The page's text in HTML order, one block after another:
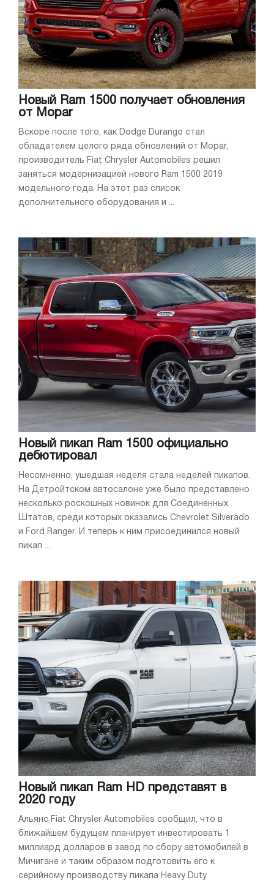
Новый Ram 1500 получает обновления
от Mopar
Вскоре после того, как Dodge Durango стал
обладателем целого ряда обновлений от Mopar,
производитель Fiat Chrysler Automobiles решил
заняться модернизацией нового Ram 1500 2019
модельного года. На этот раз список
дополнительного оборудования и ...
Новый пикап Ram 1500 официально
дебютировал
Несомненно, ушедшая неделя стала неделей пикапов.
На Детройтском автосалоне уже было представлено
несколько роскошных новинок для Соединенных
Штатов, среди которых оказались Chevrolet Silverado
и Ford Ranger. И теперь к ним присоединился новый
пикап ...
Новый пикап Ram HD представят в
2020 году
Альянс Fiat Chrysler Automobiles сообщил, что в
ближайшем будущем планирует инвестировать 1
миллиард долларов в завод по сбору автомобилей в
Мичигане и таким образом подготовить его к
серийному производству пикапа Heavy Duty